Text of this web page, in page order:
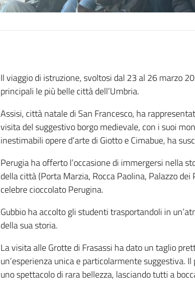
Il viaggio di istruzione, svoltosi dal 23 al 26 marzo
principali le più belle città dell’Umbria.
Assisi, città natale di San Francesco, ha
visita del suggestivo borgo medievale, con i suoi
inestimabili opere d’arte di Giotto e Cimabue, ha
Perugia ha offerto l’occasione di immergersi nella
della città (Porta Marzia, Rocca Paolina, Palazzo
celebre cioccolato Perugina.
Gubbio ha accolto gli studenti trasportandoli in
della sua storia.
La visita alle Grotte di Frasassi ha dato un taglio
un’esperienza unica e particolarmente
uno spettacolo di rara bellezza, lasciando tutti a